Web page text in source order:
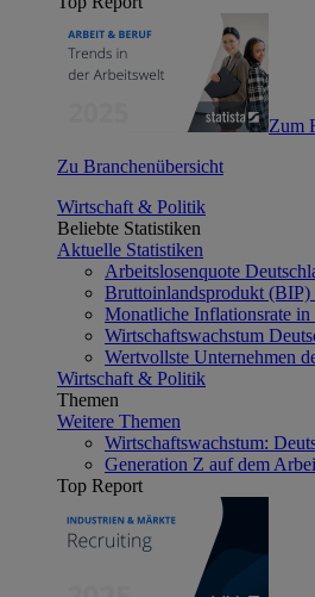
Zum
Zu Branchenübersicht
Wirtschaft & Politik
Beliebte Statistiken
Aktuelle Statistiken
Arbeitslosenquote
Bruttoinlandsprodukt (BIP)
Monatliche Inflationsrate
Wirtschaftswachstum
Wertvollste Unternehmen
Wirtschaft & Politik
Themen
Weitere Themen
Wirtschaftswachstum:
Generation Z auf dem
Top Report